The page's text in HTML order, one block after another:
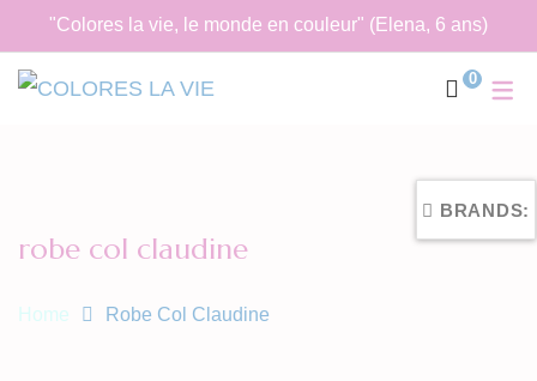
"Colores la vie, le monde en couleur" (Elena, 6 ans)
0
robe col claudine
Home Robe Col Claudine
BRANDS: